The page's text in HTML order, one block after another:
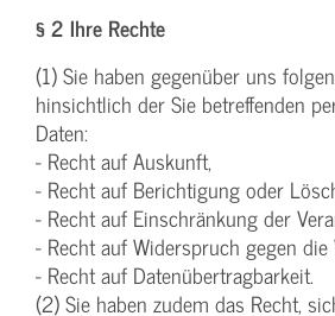
§ 2 Ihre Rechte
(1) Sie haben gegenüber uns
hinsichtlich der Sie betreffenden
Daten:
- Recht auf Auskunft,
- Recht auf Berichtigung oder
- Recht auf Einschränkung der
- Recht auf Widerspruch gegen die
- Recht auf Datenübertragbarkeit.
(2) Sie haben zudem das Recht,